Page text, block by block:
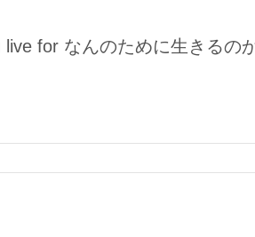
What do you live for なんのために生きるの